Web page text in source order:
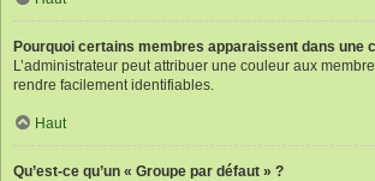
Pourquoi certains membres apparaissent dans une
L’administrateur peut attribuer une couleur aux
rendre facilement identifiables.
Haut
Qu’est-ce qu’un « Groupe par défaut » ?